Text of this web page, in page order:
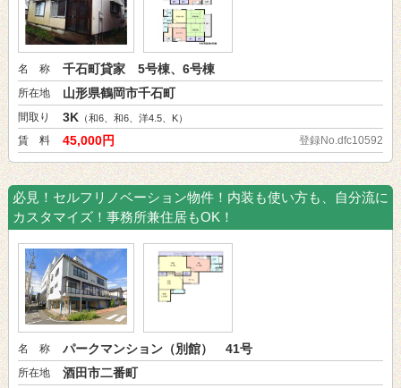
名 称 千石町貸家 5号棟、6号棟
所在地 山形県鶴岡市千石町
間取り 3K （和6、和6、洋4.5、K）
賃 料 45,000円 登録No.dfc10592
必見！セルフリノベーション物件！内装も使い方も、自分流に
カスタマイズ！事務所兼住居もOK！
名 称 パークマンション（別館） 41号
所在地 酒田市二番町